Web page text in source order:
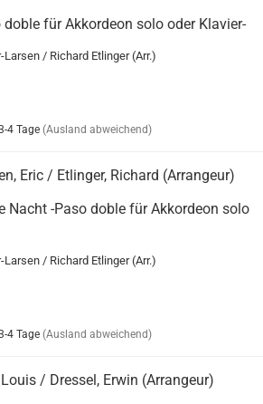
doble für Akkordeon solo oder Klavier-
Larsen / Richard Etlinger (Arr.)
4 Tage (Ausland abweichend)
Eric / Etlinger, Richard (Arrangeur)
Nacht -Paso doble für Akkordeon solo
Larsen / Richard Etlinger (Arr.)
4 Tage (Ausland abweichend)
/ Dressel, Erwin (Arrangeur)